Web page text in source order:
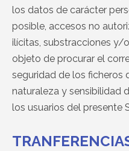
los datos de carácter
posible, accesos no
ilícitas, substracciones y/
objeto de procurar el
seguridad de los ficheros
naturaleza y sensibilidad
los usuarios del presente